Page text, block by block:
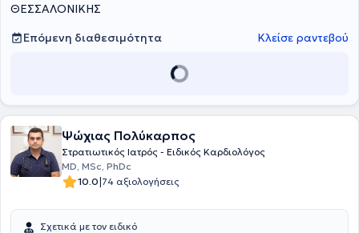
πλήθος υπηρεσιών, σεβόμενος τις ανάγκες εκάστοτε ασθενούς.
ΘΕΣΣΑΛΟΝΙΚΗΣ
Επόμενη διαθεσιμότητα
Κλείσε ραντεβού
Ψώχιας Πολύκαρπος
Στρατιωτικός Ιατρός - Ειδικός Καρδιολόγος
MD, MSc, PhDc
10.0|74 αξιολογήσεις
Σχετικά με τον ειδικό